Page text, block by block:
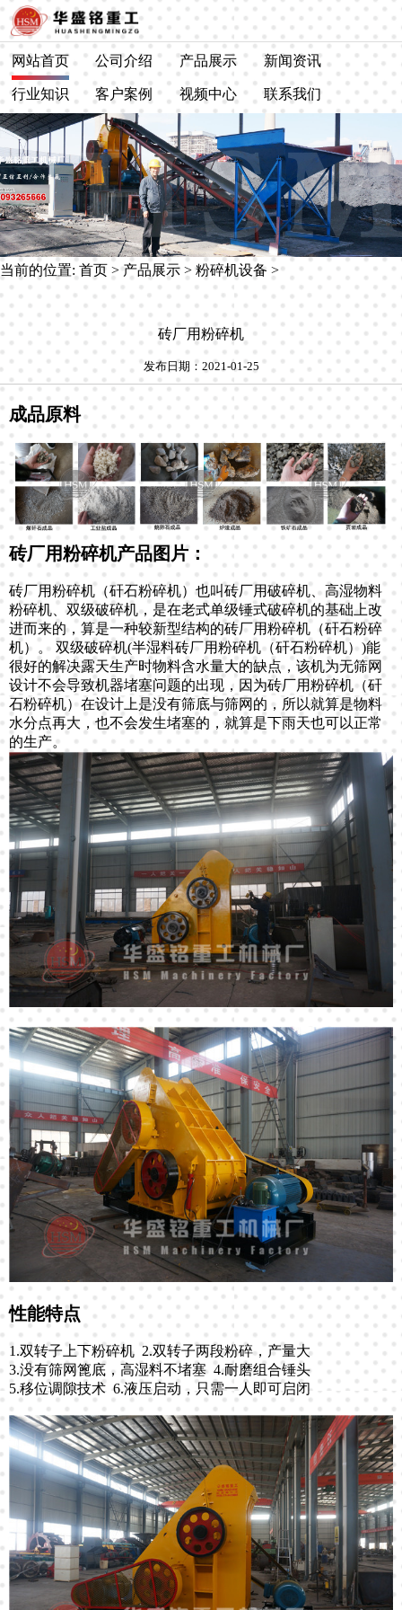
网站首页 公司介绍 产品展示 新闻资讯
行业知识 客户案例 视频中心 联系我们
当前的位置: 首页 >产品展示 > 粉碎机设备 >
砖厂用粉碎机
发布日期：2021-01-25
成品原料
砖厂用粉碎机产品图片：
砖厂用粉碎机（矸石粉碎机）也叫砖厂用破碎机、高湿物料
粉碎机、双级破碎机，是在老式单级锤式破碎机的基础上改
进而来的，算是一种较新型结构的砖厂用粉碎机（矸石粉碎
机）。 双级破碎机(半湿料砖厂用粉碎机（矸石粉碎机）)能
很好的解决露天生产时物料含水量大的缺点，该机为无筛网
设计不会导致机器堵塞问题的出现，因为砖厂用粉碎机（矸
石粉碎机）在设计上是没有筛底与筛网的，所以就算是物料
水分点再大，也不会发生堵塞的，就算是下雨天也可以正常
的生产。
性能特点
1.双转子上下粉碎机 2.双转子两段粉碎，产量大
3.没有筛网篦底，高湿料不堵塞 4.耐磨组合锤头
5.移位调隙技术 6.液压启动，只需一人即可启闭